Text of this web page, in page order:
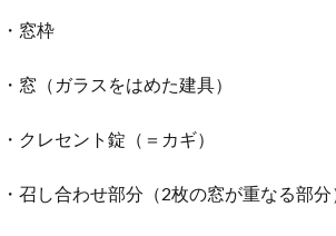
・窓枠
・窓（ガラスをはめた建具）
・クレセント錠（＝カギ）
・召し合わせ部分（2枚の窓が重なる部分